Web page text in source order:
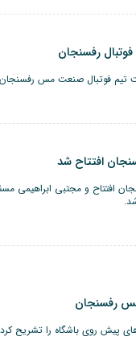
رفسنجان
فوتبال صنعت مس رفسنجان
افتتاح شد
افتتاح و مجتبی ابراهیمی
رفسنجان
پیش روی باشگاه را تشریح